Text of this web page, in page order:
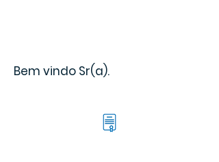
Bem vindo Sr(a).